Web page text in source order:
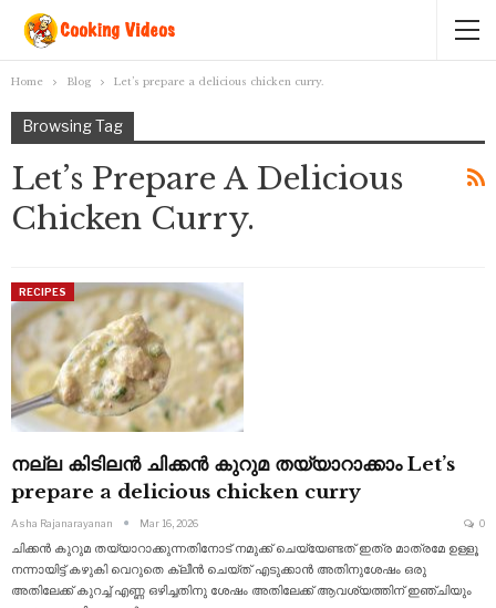
Home Blog Let’s prepare a delicious chicken curry.
Browsing Tag
Let’s Prepare A Delicious
Chicken Curry.
RECIPES
നല്ല കിടിലൻ ചിക്കൻ കുറുമ തയ്യാറാക്കാം Let’s
prepare a delicious chicken curry
Asha Rajanarayanan Mar 16, 2026 0
ചിക്കൻ കുറുമ തയ്യാറാക്കുന്നതിനോട് നമുക്ക് ചെയ്യേണ്ടത് ഇത്ര മാത്രമേ ഉള്ളൂ
നന്നായിട്ട് കഴുകി വെറുതെ ക്ലീൻ ചെയ്ത് എടുക്കാൻ അതിനുശേഷം ഒരു
അതിലേക്ക് കുറച്ച് എണ്ണ ഒഴിച്ചതിനു ശേഷം അതിലേക്ക് ആവശ്യത്തിന് ഇഞ്ചിയും